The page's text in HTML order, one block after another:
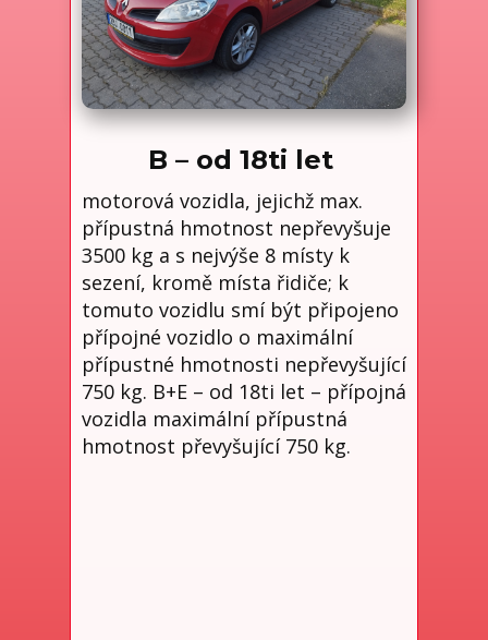
B – od 18ti let
motorová vozidla, jejichž max.
přípustná hmotnost nepřevyšuje
3500 kg a s nejvýše 8 místy k
sezení, kromě místa řidiče; k
tomuto vozidlu smí být připojeno
přípojné vozidlo o maximální
přípustné hmotnosti nepřevyšující
750 kg. B+E – od 18ti let – přípojná
vozidla maximální přípustná
hmotnost převyšující 750 kg.